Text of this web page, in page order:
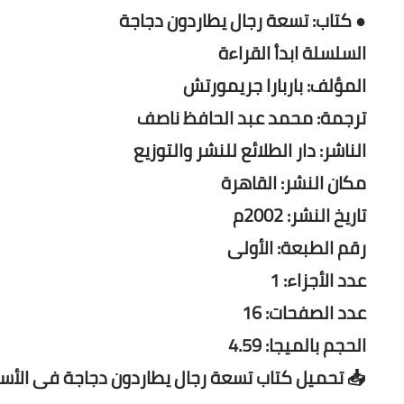
● كتاب: تسعة رجال يطاردون دجاجة
السلسلة ابدأ القراءة
المؤلف: باربارا جريمورتش
ترجمة: محمد عبد الحافظ ناصف
الناشر: دار الطلائع للنشر والتوزيع
مكان النشر: القاهرة
تاريخ النشر: 2002م
رقم الطبعة: الأولى
عدد الأجزاء: 1
عدد الصفحات: 16
الحجم بالميجا: 4.59
📥 تحميل كتاب تسعة رجال يطاردون دجاجة فى